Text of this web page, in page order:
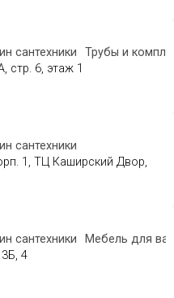
сантехники
Трубы и
стр. 6, этаж 1
сантехники
1, ТЦ Каширский Двор,
сантехники
Мебель для
4